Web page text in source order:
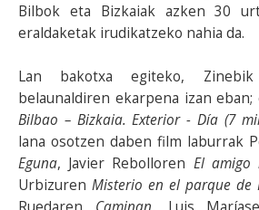
Bilbok eta Bizkaiak azken 30
eraldaketak irudikatzeko nahia da.
Lan bakotxa egiteko,
belaunaldiren ekarpena izan
Bilbao – Bizkaia. Exterior - Día (7
lana osotzen daben film laburrak
Eguna, Javier Rebolloren El amigo
Urbizuren Misterio en el parque de